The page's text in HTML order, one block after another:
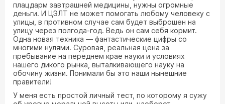
плацдарм завтрашней медицины, нужны огромные
деньги. И ЦЭЛТ не может помогать любому человеку с
улицы, в противном случае сам будет выброшен на
улицу через полгода-год. Ведь он сам себя кормит.
Одна новая техника — фантастические цифры со
многими нулями. Суровая, реальная цена за
пребывание на переднем крае науки и условиях
нашего дикого рынка, выталкивающего науку на
обочину жизни. Понимали бы это наши нынешние
правители!
У меня есть простой личный тест, по которому я сужу